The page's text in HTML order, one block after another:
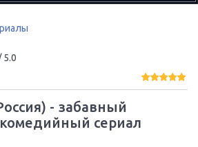
5.0
- забавный
сериал